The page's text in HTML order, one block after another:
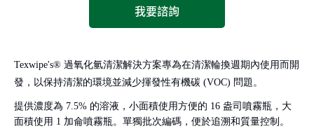
我要諮詢
Texwipe's® 過氧化氫清潔解決方案專為在清潔輪換週期內使用而開
發，以保持清潔的環境並減少揮發性有機碳 (VOC) 問題。
提供濃度為 7.5% 的溶液，小面積使用方便的 16 盎司噴霧瓶，大
面積使用 1 加侖噴霧瓶。 單獨批次編碼，便於追溯和質量控制。